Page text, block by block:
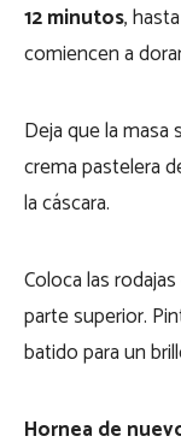
12 minutos,
comiencen a
Deja que la
crema pastelera
la cáscara.
Coloca las
parte superior.
batido para un
Hornea de